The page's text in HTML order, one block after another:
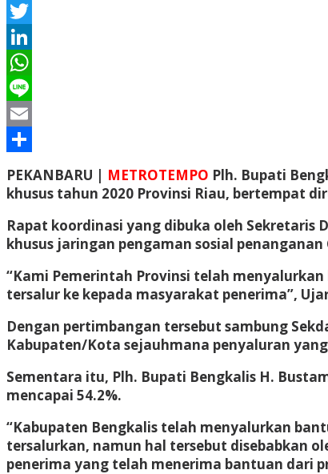
Facebook
Twitter
LinkedIn
WhatsApp
Line
Email
PEKANBARU | METROTEMPO Plh. Bupati
khusus tahun 2020 Provinsi Riau, bertempat
Rapat koordinasi yang dibuka oleh Sekretaris
khusus jaringan pengaman sosial penanganan
“Kami Pemerintah Provinsi telah
tersalur ke kepada masyarakat penerima”,
Dengan pertimbangan tersebut sambung
Kabupaten/Kota sejauhmana penyaluran
Sementara itu, Plh. Bupati Bengkalis H.
mencapai 54.2%.
“Kabupaten Bengkalis telah menyalurkan
tersalurkan, namun hal tersebut disebabkan
penerima yang telah menerima bantuan dari